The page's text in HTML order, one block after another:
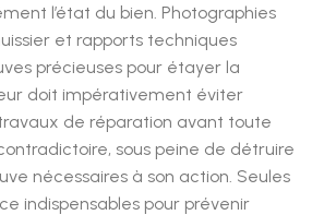
l’état du bien. Photographies
et rapports techniques
précieuses pour étayer la
doit impérativement éviter
de réparation avant toute
sous peine de détruire
nécessaires à son action. Seules
indispensables pour prévenir